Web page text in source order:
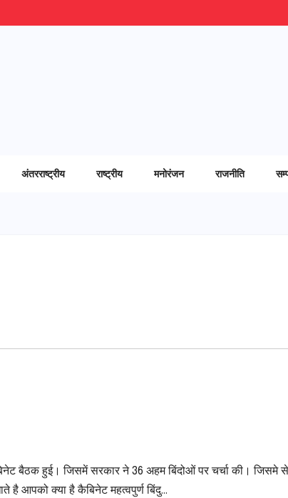
अंतरराष्ट्रीय राष्ट्रीय मनोरंजन राजनीति
बैठक हुई। जिसमें सरकार ने 36 अहम बिंदोओं पर चर्चा की। जिसमे
है आपको क्या है कैबिनेट महत्वपुर्ण बिंदु…